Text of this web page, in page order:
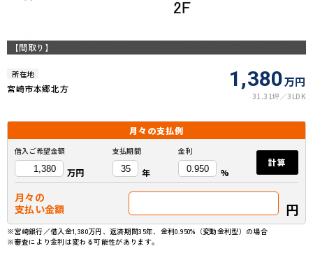
【間取り】
所在地
宮崎市本郷北方 1,380万円
31.31坪 3LDK
月々の支払例
借入ご希望金額
万円
支払期間
年
金利
%
計算
月々の
支払い金額
円
※宮崎銀行／借入金1,380万円、返済期間35年、金利0.950%（変動金利型）の場合
※審査により金利は変わる可能性があります。